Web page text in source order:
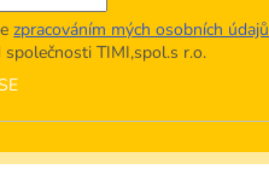
zpracováním mých osobních údajů
TIMI,spol.s r.o.